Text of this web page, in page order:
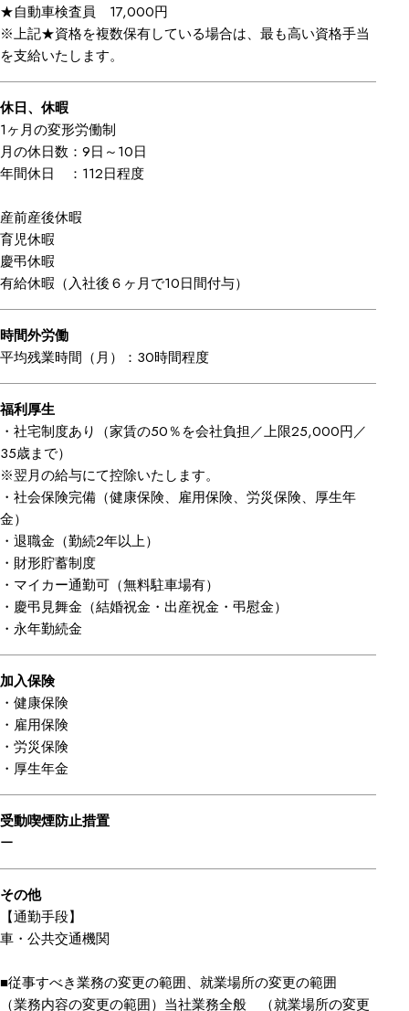
★自動車検査員 17,000円
※上記★資格を複数保有している場合は、最も高い資格手当
を支給いたします。
休日、休暇
1ヶ月の変形労働制
月の休日数：9日～10日
年間休日 ：112日程度
産前産後休暇
育児休暇
慶弔休暇
有給休暇（入社後６ヶ月で10日間付与）
時間外労働
平均残業時間（月）：30時間程度
福利厚生
・社宅制度あり（家賃の50％を会社負担／上限25,000円／
35歳まで）
※翌月の給与にて控除いたします。
・社会保険完備（健康保険、雇用保険、労災保険、厚生年
金）
・退職金（勤続2年以上）
・財形貯蓄制度
・マイカー通勤可（無料駐車場有）
・慶弔見舞金（結婚祝金・出産祝金・弔慰金）
・永年勤続金
加入保険
・健康保険
・雇用保険
・労災保険
・厚生年金
受動喫煙防止措置
ー
その他
【通勤手段】
車・公共交通機関
■従事すべき業務の変更の範囲、就業場所の変更の範囲
（業務内容の変更の範囲）当社業務全般 （就業場所の変更